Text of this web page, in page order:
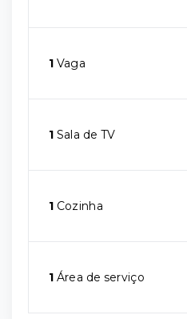
1 Vaga
1 Sala de TV
1 Cozinha
1 Área de serviço